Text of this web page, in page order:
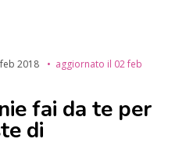
2018 aggiornato il 02 feb
fai da te per
di